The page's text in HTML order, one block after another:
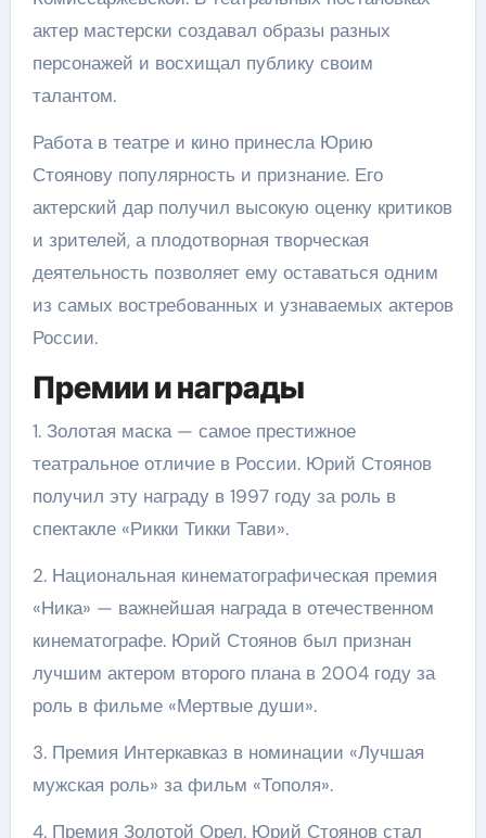
актер мастерски создавал образы разных
персонажей и восхищал публику своим
талантом.
Работа в театре и кино принесла Юрию
Стоянову популярность и признание. Его
актерский дар получил высокую оценку критиков
и зрителей, а плодотворная творческая
деятельность позволяет ему оставаться одним
из самых востребованных и узнаваемых актеров
России.
Премии и награды
1. Золотая маска — самое престижное
театральное отличие в России. Юрий Стоянов
получил эту награду в 1997 году за роль в
спектакле «Рикки Тикки Тави».
2. Национальная кинематографическая премия
«Ника» — важнейшая награда в отечественном
кинематографе. Юрий Стоянов был признан
лучшим актером второго плана в 2004 году за
роль в фильме «Мертвые души».
3. Премия Интеркавказ в номинации «Лучшая
мужская роль» за фильм «Тополя».
4. Премия Золотой Орел. Юрий Стоянов стал